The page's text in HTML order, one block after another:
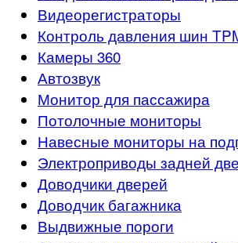
Видеорегистраторы
Контроль давления шин
Камеры 360
Автозвук
Монитор для пассажира
Потолочные мониторы
Навесные мониторы на
Электроприводы задней
Доводчики дверей
Доводчик багажника
Выдвижные пороги